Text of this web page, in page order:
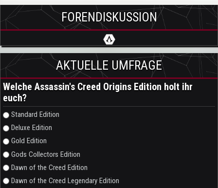
FORENDISKUSSION
AKTUELLE UMFRAGE
Welche Assassin's Creed Origins Edition holt ihr
euch?
Auswahlmöglichkeiten
Standard Edition
Deluxe Edition
Gold Edition
Gods Collectors Edition
Dawn of the Creed Edition
Dawn of the Creed Legendary Edition